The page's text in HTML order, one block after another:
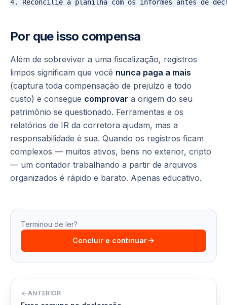
Por que isso compensa
Além de sobreviver a uma fiscalização, registros
limpos significam que você nunca paga a mais
(captura toda compensação de prejuízo e todo
custo) e consegue comprovar a origem do seu
patrimônio se questionado. Ferramentas e os
relatórios de IR da corretora ajudam, mas a
responsabilidade é sua. Quando os registros ficam
complexos — muitos ativos, bens no exterior, cripto
— um contador trabalhando a partir de arquivos
organizados é rápido e barato. Apenas educativo.
Terminou de ler?
Concluir e continuar
ANTERIOR